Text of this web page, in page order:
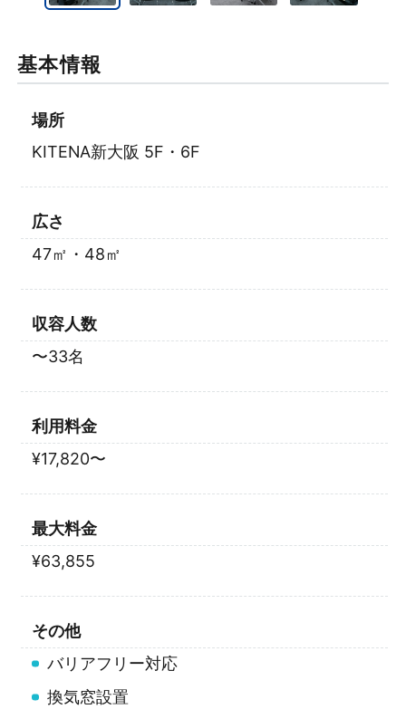
基本情報
場所
KITENA新大阪 5F・6F
広さ
47㎡・48㎡
収容人数
〜33名
利用料金
¥17,820〜
最大料金
¥63,855
その他
バリアフリー対応
換気窓設置